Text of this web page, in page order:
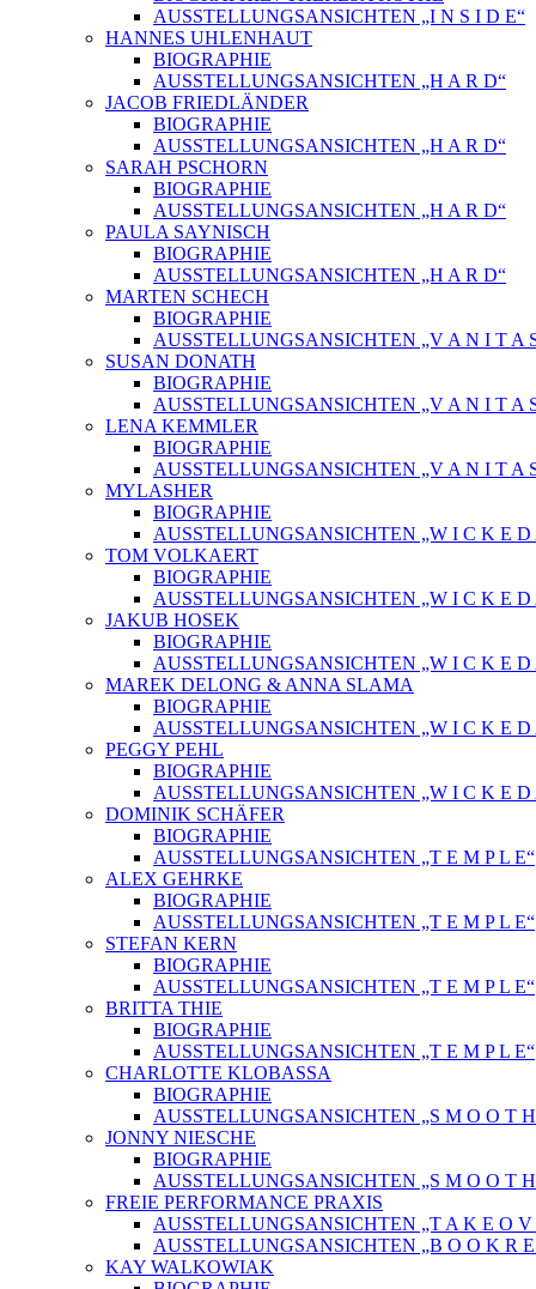
AUSSTELLUNGSANSICHTEN „I N S I D E“
HANNES UHLENHAUT
BIOGRAPHIE
AUSSTELLUNGSANSICHTEN „H A R D“
JACOB FRIEDLÄNDER
BIOGRAPHIE
AUSSTELLUNGSANSICHTEN „H A R D“
SARAH PSCHORN
BIOGRAPHIE
AUSSTELLUNGSANSICHTEN „H A R D“
PAULA SAYNISCH
BIOGRAPHIE
AUSSTELLUNGSANSICHTEN „H A R D“
MARTEN SCHECH
BIOGRAPHIE
AUSSTELLUNGSANSICHTEN „V A N I T A
SUSAN DONATH
BIOGRAPHIE
AUSSTELLUNGSANSICHTEN „V A N I T A
LENA KEMMLER
BIOGRAPHIE
AUSSTELLUNGSANSICHTEN „V A N I T A
MYLASHER
BIOGRAPHIE
AUSSTELLUNGSANSICHTEN „W I C K E D
TOM VOLKAERT
BIOGRAPHIE
AUSSTELLUNGSANSICHTEN „W I C K E D
JAKUB HOSEK
BIOGRAPHIE
AUSSTELLUNGSANSICHTEN „W I C K E D
MAREK DELONG & ANNA SLAMA
BIOGRAPHIE
AUSSTELLUNGSANSICHTEN „W I C K E D
PEGGY PEHL
BIOGRAPHIE
AUSSTELLUNGSANSICHTEN „W I C K E D
DOMINIK SCHÄFER
BIOGRAPHIE
AUSSTELLUNGSANSICHTEN „T E M P L E“
ALEX GEHRKE
BIOGRAPHIE
AUSSTELLUNGSANSICHTEN „T E M P L E“
STEFAN KERN
BIOGRAPHIE
AUSSTELLUNGSANSICHTEN „T E M P L E“
BRITTA THIE
BIOGRAPHIE
AUSSTELLUNGSANSICHTEN „T E M P L E“
CHARLOTTE KLOBASSA
BIOGRAPHIE
AUSSTELLUNGSANSICHTEN „S M O O T
JONNY NIESCHE
BIOGRAPHIE
AUSSTELLUNGSANSICHTEN „S M O O T
FREIE PERFORMANCE PRAXIS
AUSSTELLUNGSANSICHTEN „T A K E O V
AUSSTELLUNGSANSICHTEN „B O O K R E
KAY WALKOWIAK